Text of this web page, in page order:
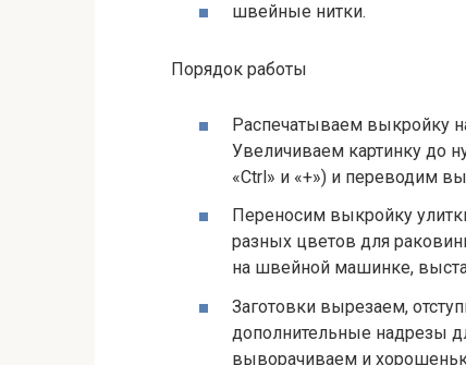
швейные нитки.
Порядок работы
Распечатываем выкройку
Увеличиваем картинку до
«Ctrl» и «+») и переводим
Переносим выкройку
разных цветов для
на швейной машинке,
Заготовки вырезаем,
дополнительные надрезы
выворачиваем и